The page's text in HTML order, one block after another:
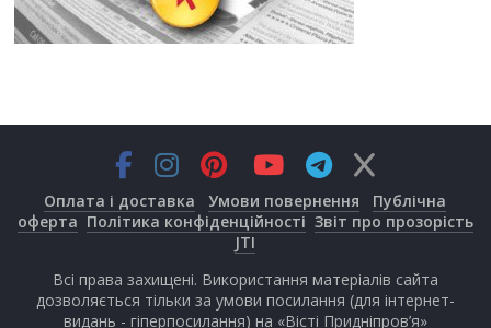
Оплата і доставка Умови повернення
Публічна
оферта Політика конфіденційності Звіт про прозорість
JTI
Всі права захищені. Використання матеріалів сайта
дозволяється тільки за умови посилання (для інтернет-
видань - гіперпосилання) на «Вісті Придніпров’я»